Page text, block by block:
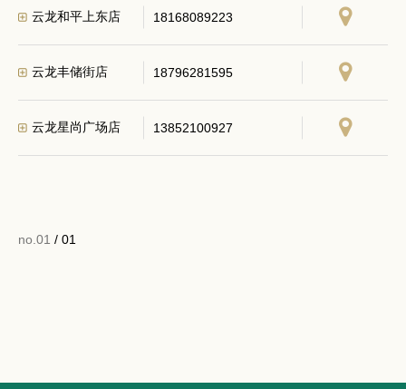
云龙和平上东店 18168089223
云龙丰储街店 18796281595
云龙星尚广场店 13852100927
no.01 / 01